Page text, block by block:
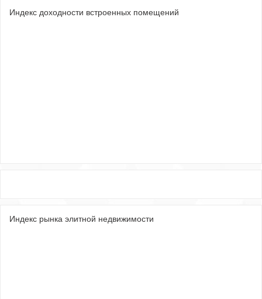
Индекс доходности встроенных помещений
Индекс рынка элитной недвижимости